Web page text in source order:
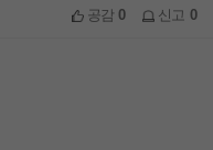
공감0 신고 0